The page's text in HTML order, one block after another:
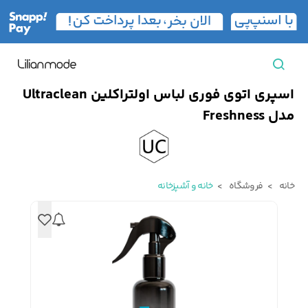
زنانه
مشاهده همه محصولات
بارانی مردانه پالتو مردانه
جوراب مردانه
اسپری اتوی فوری لباس اولتراکلین Ultraclean
مدل Freshness
خانه فروشگاه خانه و آشپزخانه